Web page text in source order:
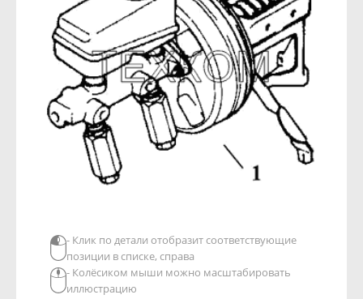
- Клик по детали отобразит соответствующие
позиции в списке, справа
- Колёсиком мыши можно масштабировать
иллюстрацию